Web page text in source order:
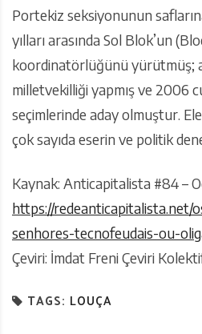
Portekiz seksiyonunun
yılları arasında Sol Blok’un
koordinatörlüğünü yürütmüş;
milletvekilliği yapmış ve 2006
seçimlerinde aday olmuştur.
çok sayıda eserin ve politik
Kaynak: Anticapitalista #84 –
https://redeanticapitalista.net/
senhores-tecnofeudais-ou-
Çeviri: İmdat Freni Çeviri
TAGS: LOUÇA